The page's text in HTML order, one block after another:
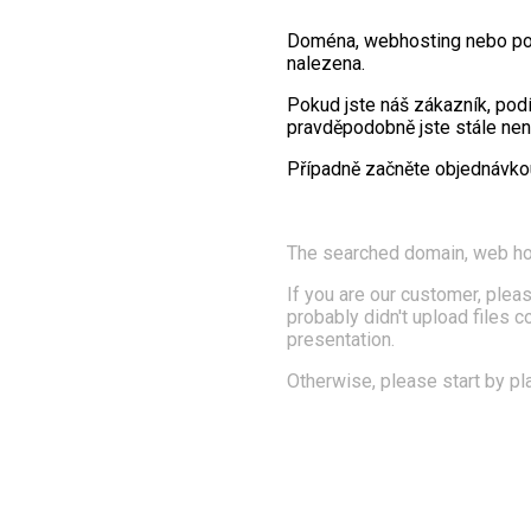
Doména, webhosting nebo
nalezena.
Pokud jste náš zákazník,
pravděpodobně jste stále
Případně začněte
The searched domain, web
If you are our customer,
probably didn't upload files
presentation.
Otherwise, please start by